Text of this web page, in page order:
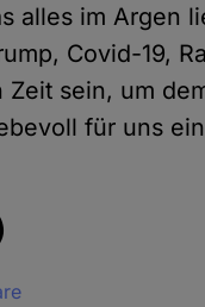
alles im Argen
Covid-19,
Zeit sein, um
für uns